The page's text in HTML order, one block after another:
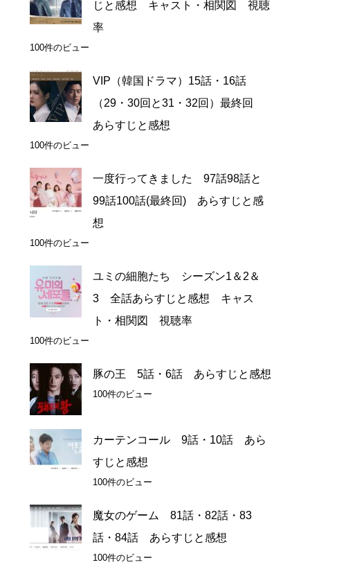
じと感想 キャスト・相関図 視聴
率
100件のビュー
VIP（韓国ドラマ）15話・16話
（29・30回と31・32回）最終回
あらすじと感想
100件のビュー
一度行ってきました 97話98話と
99話100話(最終回) あらすじと感
想
100件のビュー
ユミの細胞たち シーズン1＆2＆
3 全話あらすじと感想 キャス
ト・相関図 視聴率
100件のビュー
豚の王 5話・6話 あらすじと感想
100件のビュー
カーテンコール 9話・10話 あら
すじと感想
100件のビュー
魔女のゲーム 81話・82話・83
話・84話 あらすじと感想
100件のビュー